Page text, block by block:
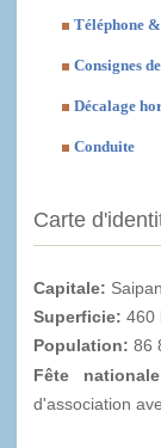
Téléphone
Consignes
Décalage
Conduite
Carte
Capitale: Saipan
Superficie: 460
Population: 86
Fête
d'association